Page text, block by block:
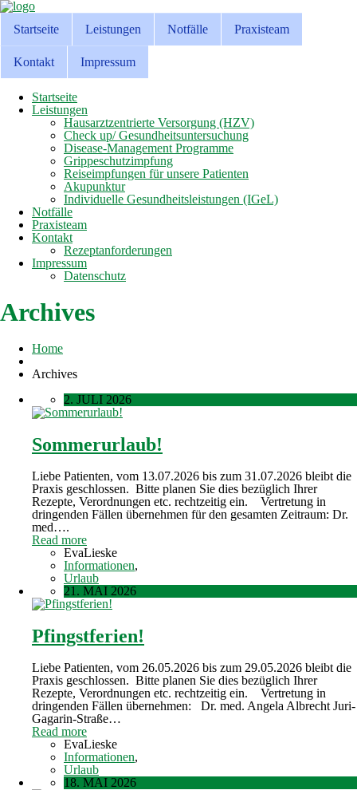
Startseite Leistungen Notfälle Praxisteam
Kontakt Impressum
Startseite
Leistungen
Hausarztzentrierte Versorgung (HZV)
Check up/ Gesundheitsuntersuchung
Disease-Management Programme
Grippeschutzimpfung
Reiseimpfungen für unsere Patienten
Akupunktur
Individuelle Gesundheitsleistungen (IGeL)
Notfälle
Praxisteam
Kontakt
Rezeptanforderungen
Impressum
Datenschutz
Archives
Home
Archives
2. JULI 2026
Sommerurlaub!
Liebe Patienten, vom 13.07.2026 bis zum 31.07.2026 bleibt die
Praxis geschlossen. Bitte planen Sie dies bezüglich Ihrer
Rezepte, Verordnungen etc. rechtzeitig ein. Vertretung in
dringenden Fällen übernehmen für den gesamten Zeitraum: Dr.
med….
Read more
EvaLieske
Informationen,
Urlaub
21. MAI 2026
Pfingstferien!
Liebe Patienten, vom 26.05.2026 bis zum 29.05.2026 bleibt die
Praxis geschlossen. Bitte planen Sie dies bezüglich Ihrer
Rezepte, Verordnungen etc. rechtzeitig ein. Vertretung in
dringenden Fällen übernehmen: Dr. med. Angela Albrecht Juri-
Gagarin-Straße…
Read more
EvaLieske
Informationen,
Urlaub
18. MAI 2026